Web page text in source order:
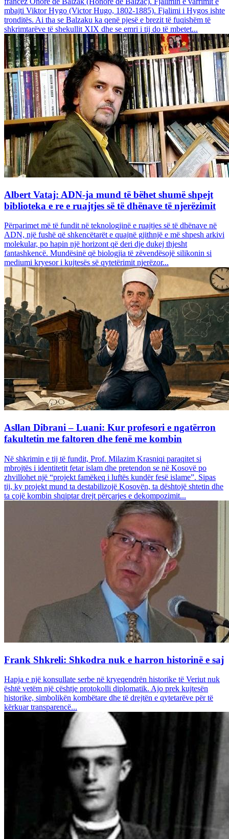
mbajti Viktor Hygo (Victor Hugo, 1802-1885). Fjalimi i Hygos ishte
tronditës. Ai tha se Balzaku ka qenë pjesë e brezit të fuqishëm të
shkrimtarëve të shekullit XIX dhe se emri i tij do të mbetet...
Albert Vataj: ADN-ja mund të bëhet shumë shpejt
biblioteka e re e ruajtjes së të dhënave të njerëzimit
Përparimet më të fundit në teknologjinë e ruajtjes së të dhënave në
ADN, një fushë që shkencëtarët e quajnë gjithnjë e më shpesh arkivi
molekular, po hapin një horizont që deri dje dukej thjesht
fantashkencë. Mundësinë që biologjia të zëvendësojë silikonin si
mediumi kryesor i kujtesës së qytetërimit njerëzor...
Asllan Dibrani – Luani: Kur profesori e ngatërron
fakultetin me faltoren dhe fenë me kombin
Në shkrimin e tij të fundit, Prof. Milazim Krasniqi paraqitet si
mbrojtës i identitetit fetar islam dhe pretendon se në Kosovë po
zhvillohet një “projekt famëkeq i luftës kundër fesë islame”. Sipas
tij, ky projekt mund ta destabilizojë Kosovën, ta dështojë shtetin dhe
ta çojë kombin shqiptar drejt përçarjes e dekompozimit...
Frank Shkreli: Shkodra nuk e harron historinë e saj
Hapja e një konsullate serbe në kryeqendrën historike të Veriut nuk
është vetëm një çështje protokolli diplomatik. Ajo prek kujtesën
historike, simbolikën kombëtare dhe të drejtën e qytetarëve për të
kërkuar transparencë...